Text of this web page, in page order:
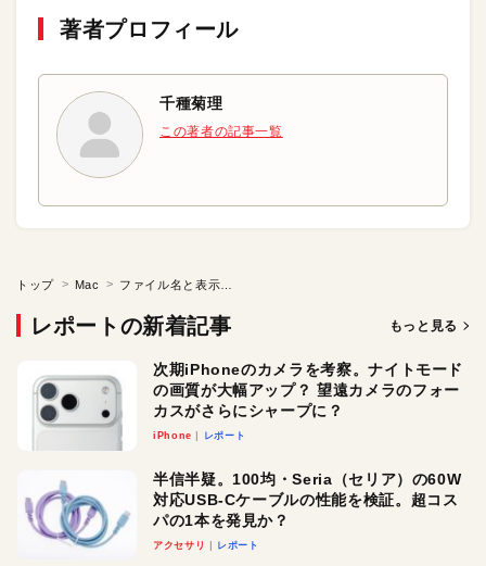
著者プロフィール
千種菊理
この著者の記事一覧
トップ Mac
レポートの新着記事 もっと見る
次期iPhoneのカメラを考察。ナイトモード
の画質が大幅アップ？ 望遠カメラのフォー
カスがさらにシャープに？
iPhone レポート
半信半疑。100均・Seria（セリア）の60W
対応USB-Cケーブルの性能を検証。超コス
パの1本を発見か？
アクセサリ レポート